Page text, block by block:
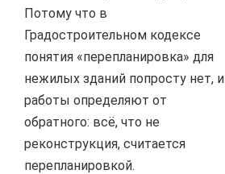
Потому что в
Градостроительном кодексе
понятия «перепланировка» для
нежилых зданий попросту нет, и
работы определяют от
обратного: всё, что не
реконструкция, считается
перепланировкой.